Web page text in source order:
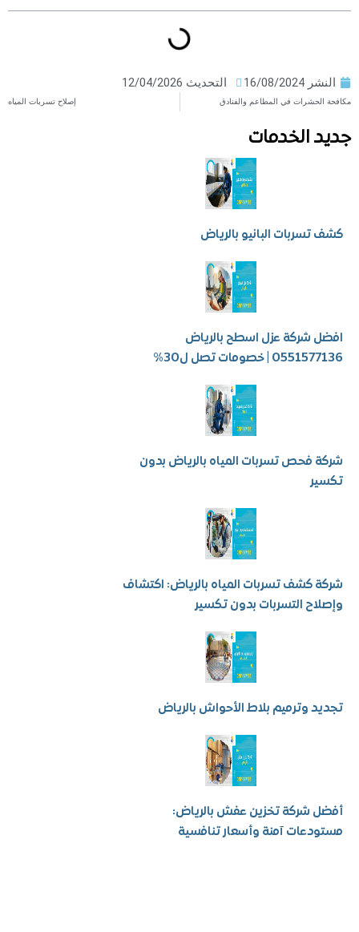
16/08/2024 التحديث 12/04/2026
في المطاعم والفنادق إصلاح تسربات المياه
الخدمات
البانيو بالرياض
شركة عزل اسطح بالرياض
| خصومات تصل ل30%
فحص تسربات المياه بالرياض بدون
كشف تسربات المياه بالرياض: اكتشاف
التسربات بدون تكسير
وترميم بلاط الأحواش بالرياض
شركة تخزين عفش بالرياض:
آمنة وأسعار تنافسية